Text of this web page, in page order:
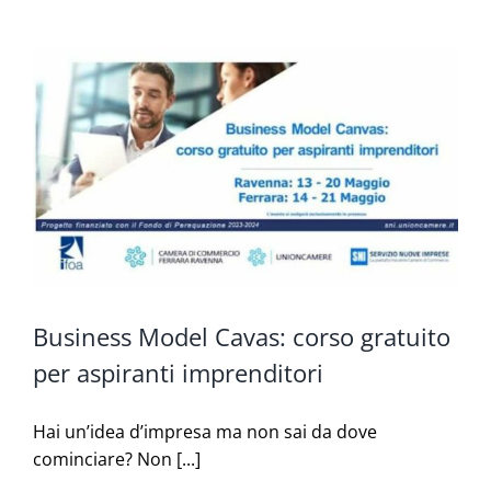
Business Model Cavas: corso gratuito
per aspiranti imprenditori
Hai un’idea d’impresa ma non sai da dove
cominciare? Non [...]